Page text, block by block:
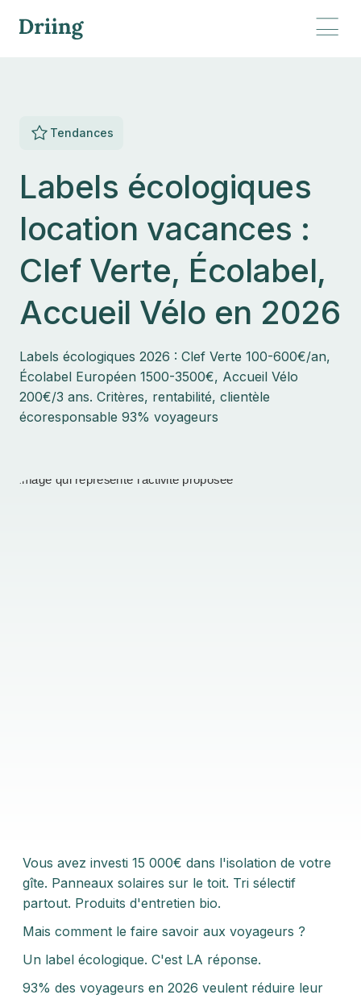
Tendances
Labels écologiques
location vacances :
Clef Verte, Écolabel,
Accueil Vélo en 2026
Labels écologiques 2026 : Clef Verte 100-600€/an,
Écolabel Européen 1500-3500€, Accueil Vélo
200€/3 ans. Critères, rentabilité, clientèle
écoresponsable 93% voyageurs
Vous avez investi 15 000€ dans l'isolation de votre
gîte. Panneaux solaires sur le toit. Tri sélectif
partout. Produits d'entretien bio.
Mais comment le faire savoir aux voyageurs ?
Un label écologique. C'est LA réponse.
93% des voyageurs en 2026 veulent réduire leur